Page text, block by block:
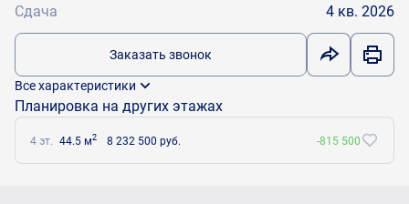
Сдача 4 кв. 2026
Заказать звонок
Все характеристики
Планировка на других этажах
4 эт. 44.5 м2 8 232 500 руб. -815 500